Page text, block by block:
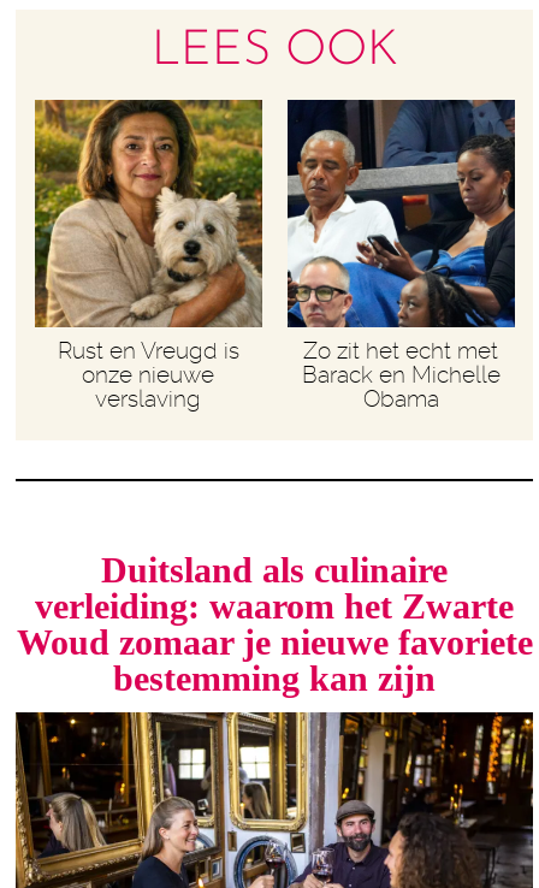
LEES OOK
Rust en Vreugd is
onze nieuwe
verslaving
Zo zit het echt met
Barack en Michelle
Obama
Duitsland als culinaire
verleiding: waarom het Zwarte
Woud zomaar je nieuwe favoriete
bestemming kan zijn